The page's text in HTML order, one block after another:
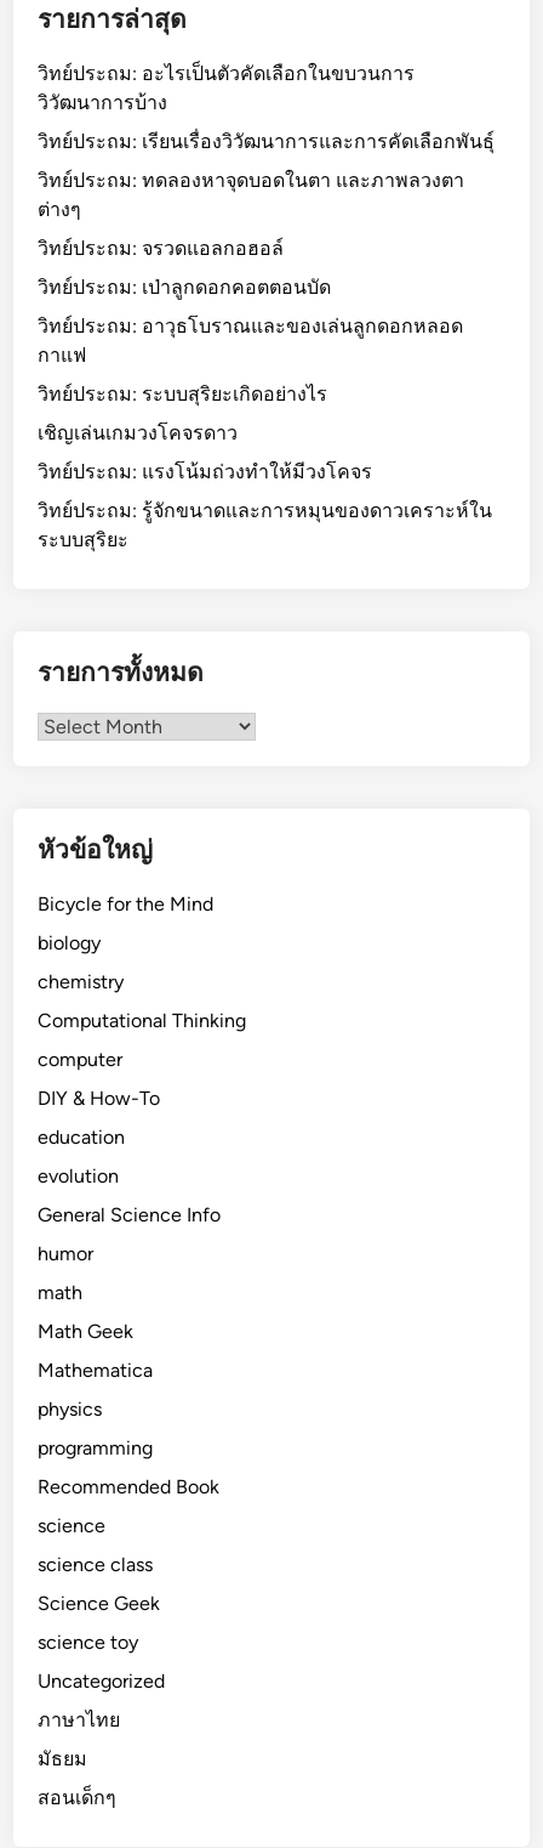
รายการล่าสุด
วิทย์ประถม: อะไรเป็นตัวคัดเลือกในขบวนการ
วิวัฒนาการบ้าง
วิทย์ประถม: เรียนเรื่องวิวัฒนาการและการคัดเลือกพันธุ์
วิทย์ประถม: ทดลองหาจุดบอดในตา และภาพลวงตา
ต่างๆ
วิทย์ประถม: จรวดแอลกอฮอล์
วิทย์ประถม: เป่าลูกดอกคอตตอนบัด
วิทย์ประถม: อาวุธโบราณและของเล่นลูกดอกหลอด
กาแฟ
วิทย์ประถม: ระบบสุริยะเกิดอย่างไร
เชิญเล่นเกมวงโคจรดาว
วิทย์ประถม: แรงโน้มถ่วงทำให้มีวงโคจร
วิทย์ประถม: รู้จักขนาดและการหมุนของดาวเคราะห์ใน
ระบบสุริยะ
รายการทั้งหมด
รายการ
หัวข้อใหญ่
Bicycle for the Mind
biology
chemistry
Computational Thinking
computer
DIY & How-To
education
evolution
General Science Info
humor
math
Math Geek
Mathematica
physics
programming
Recommended Book
science
science class
Science Geek
science toy
Uncategorized
ภาษาไทย
มัธยม
สอนเด็กๆ